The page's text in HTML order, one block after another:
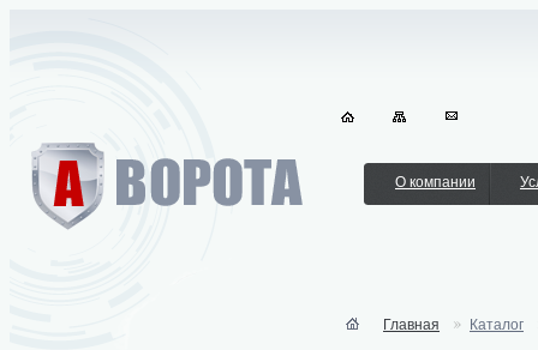
О компании
Главная Каталог